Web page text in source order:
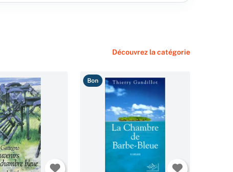
Découvrez la catégorie
Bon